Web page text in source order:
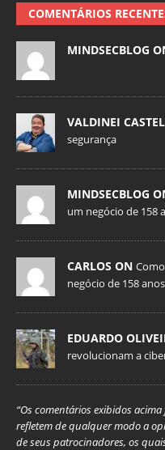
COMENTÁRIOS
MINDSECBLOG
VALDINEI
segurança
MINDSECBLOG
um negócio de 158
CARLOS ON
negócio de 158 anos
EDUARDO
revolucionam a
“Os comentários exibidos
refletem de qualquer modo a
de seus patrocinadores, os